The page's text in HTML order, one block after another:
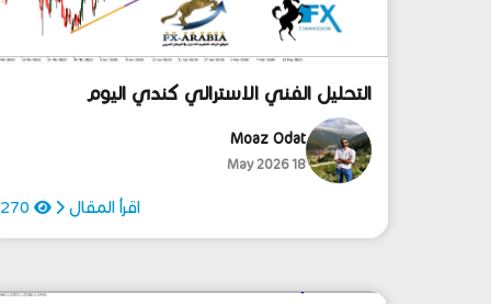
التحليل الفني الاسترالي كندي اليوم
18/5/2026
Moaz Odat
18 May 2026
اقرأ المقال